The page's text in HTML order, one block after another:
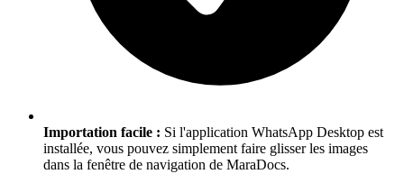
Importation facile : Si l'application WhatsApp Desktop est
installée, vous pouvez simplement faire glisser les images
dans la fenêtre de navigation de MaraDocs.